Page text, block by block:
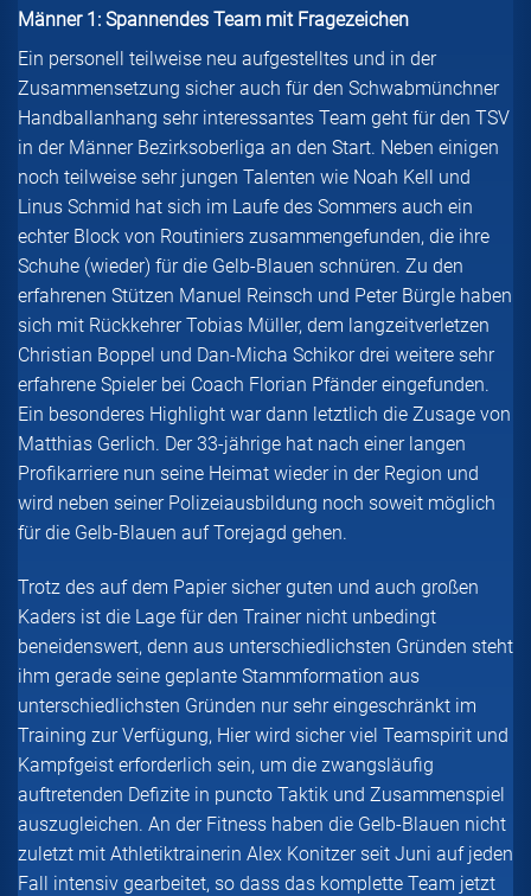
Männer 1: Spannendes Team mit Fragezeichen
Ein personell teilweise neu aufgestelltes und in der
Zusammensetzung sicher auch für den Schwabmünchner
Handballanhang sehr interessantes Team geht für den TSV
in der Männer Bezirksoberliga an den Start. Neben einigen
noch teilweise sehr jungen Talenten wie Noah Kell und
Linus Schmid hat sich im Laufe des Sommers auch ein
echter Block von Routiniers zusammengefunden, die ihre
Schuhe (wieder) für die Gelb-Blauen schnüren. Zu den
erfahrenen Stützen Manuel Reinsch und Peter Bürgle haben
sich mit Rückkehrer Tobias Müller, dem langzeitverletzen
Christian Boppel und Dan-Micha Schikor drei weitere sehr
erfahrene Spieler bei Coach Florian Pfänder eingefunden.
Ein besonderes Highlight war dann letztlich die Zusage von
Matthias Gerlich. Der 33-jährige hat nach einer langen
Profikarriere nun seine Heimat wieder in der Region und
wird neben seiner Polizeiausbildung noch soweit möglich
für die Gelb-Blauen auf Torejagd gehen.
Trotz des auf dem Papier sicher guten und auch großen
Kaders ist die Lage für den Trainer nicht unbedingt
beneidenswert, denn aus unterschiedlichsten Gründen steht
ihm gerade seine geplante Stammformation aus
unterschiedlichsten Gründen nur sehr eingeschränkt im
Training zur Verfügung, Hier wird sicher viel Teamspirit und
Kampfgeist erforderlich sein, um die zwangsläufig
auftretenden Defizite in puncto Taktik und Zusammenspiel
auszugleichen. An der Fitness haben die Gelb-Blauen nicht
zuletzt mit Athletiktrainerin Alex Konitzer seit Juni auf jeden
Fall intensiv gearbeitet, so dass das komplette Team jetzt